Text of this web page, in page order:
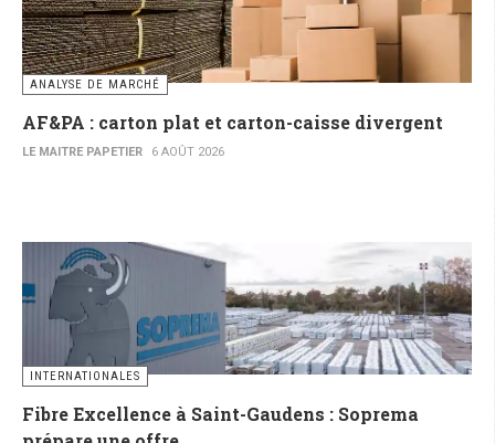
ANALYSE DE MARCHÉ
AF&PA : carton plat et carton-caisse divergent
LE MAITRE PAPETIER 6 AOÛT 2026
INTERNATIONALES
Fibre Excellence à Saint-Gaudens : Soprema